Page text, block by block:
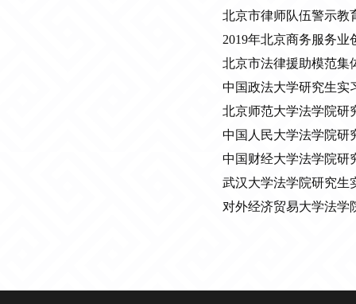
北京市律师队伍警示教
2019年北京商务服务业
北京市法律援助模范集
中国政法大学研究生实
北京师范大学法学院研
中国人民大学法学院研
中国财经大学法学院研
武汉大学法学院研究生
对外经济贸易大学法学